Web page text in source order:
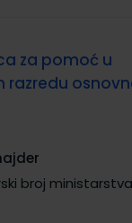
za pomoć u
razredu
broj